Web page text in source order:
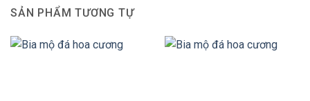
SẢN PHẨM TƯƠNG TỰ